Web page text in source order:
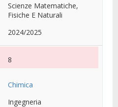
Scienze Matematiche,
Fisiche E Naturali
2024/2025
8
Chimica
Ingegneria